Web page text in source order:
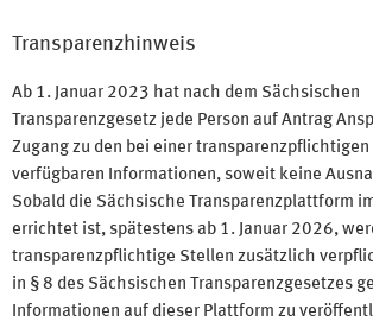
Transparenzhinweis
Ab 1. Januar 2023 hat nach dem Sächsischen
Transparenzgesetz jede Person auf Antrag
Zugang zu den bei einer transparenzpflichtigen
verfügbaren Informationen, soweit keine
Sobald die Sächsische Transparenzplattform
errichtet ist, spätestens ab 1. Januar 2026,
transparenzpflichtige Stellen zusätzlich
in § 8 des Sächsischen Transparenzgesetzes
Informationen auf dieser Plattform zu